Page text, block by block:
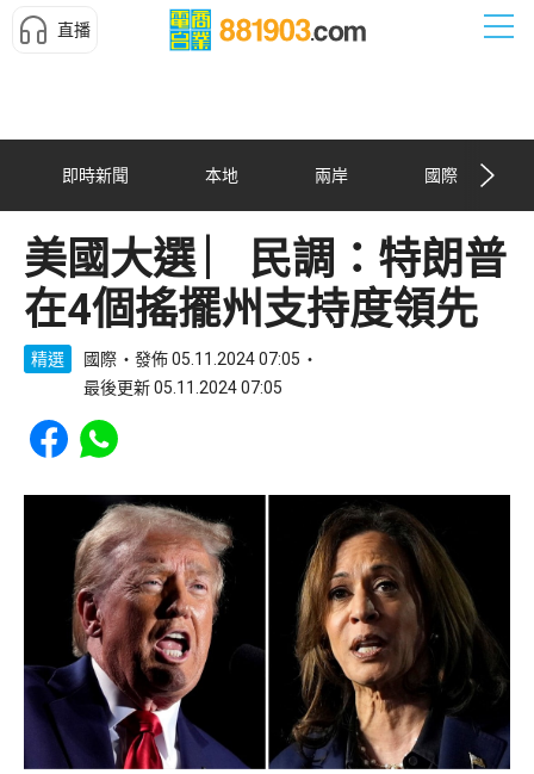
直播
即時新聞 本地 兩岸 國際
美國大選 ︳民調：特朗普
在4個搖擺州支持度領先
精選 國際
發佈 05.11.2024 07:05
最後更新 05.11.2024 07:05
Share to Facebook
Share to WhatsApp